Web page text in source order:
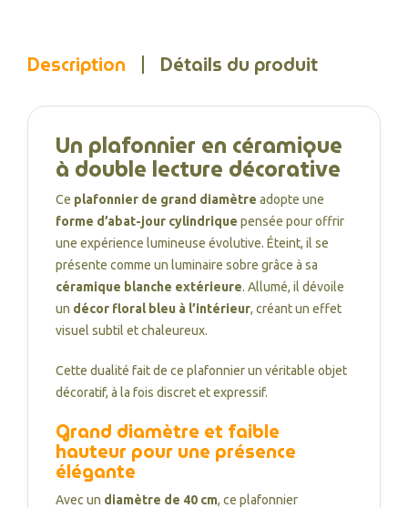
Description Détails du produit
Un plafonnier en céramique
à double lecture décorative
Ce plafonnier de grand diamètre adopte une
forme d’abat-jour cylindrique pensée pour offrir
une expérience lumineuse évolutive. Éteint, il se
présente comme un luminaire sobre grâce à sa
céramique blanche extérieure. Allumé, il dévoile
un décor floral bleu à l’intérieur, créant un effet
visuel subtil et chaleureux.
Cette dualité fait de ce plafonnier un véritable objet
décoratif, à la fois discret et expressif.
Grand diamètre et faible
hauteur pour une présence
élégante
Avec un diamètre de 40 cm, ce plafonnier